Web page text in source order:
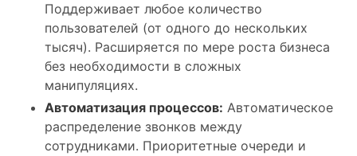
Поддерживает любое количество
пользователей (от одного до нескольких
тысяч). Расширяется по мере роста бизнеса
без необходимости в сложных
манипуляциях.
Автоматизация процессов: Автоматическое
распределение звонков между
сотрудниками. Приоритетные очереди и